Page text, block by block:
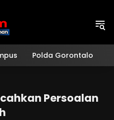
Polda Gorontalo
Persoalan